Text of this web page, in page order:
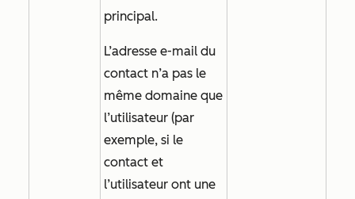
principal.
L’adresse e-mail du
contact n’a pas le
même domaine que
l’utilisateur (par
exemple, si le
contact et
l’utilisateur ont une